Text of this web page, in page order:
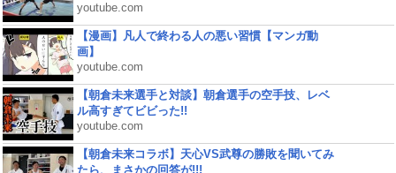
youtube.com
【漫画】凡人で終わる人の悪い習慣【マンガ動
画】
youtube.com
【朝倉未来選手と対談】朝倉選手の空手技、レベ
ル高すぎてビビった!!
youtube.com
【朝倉未来コラボ】天心VS武尊の勝敗を聞いてみ
たら、まさかの回答が!!!